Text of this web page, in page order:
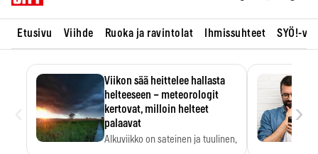
Etusivu Viihde Ruoka ja ravintolat Ihmissuhteet SYÖ!-
Viikon sää heittelee hallasta
helteeseen – meteorologit
kertovat, milloin helteet
palaavat
Alkuviikko on sateinen ja tuulinen,
›